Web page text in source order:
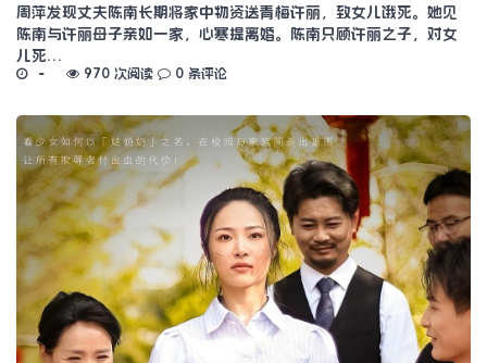
周萍发现丈夫陈南长期将家中物资送青梅许丽，致女儿饿死。她见
陈南与许丽母子亲如一家，心寒提离婚。陈南只顾许丽之子，对女
儿死…
970 次阅读 0 条评论